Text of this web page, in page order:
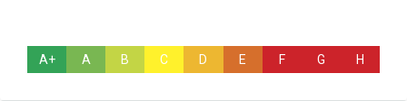
A+ A B C D E F G H